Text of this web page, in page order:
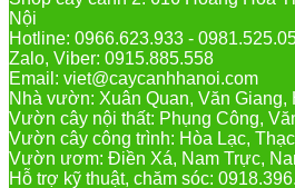
Nội
Hotline: 0966.623.933 -
Zalo, Viber: 0915.885.558
Email: viet@caycanhhanoi.com
Nhà vườn: Xuân Quan, Văn Giang,
Vườn cây nội thất: Phụng Công,
Vườn cây công trình: Hòa Lạc,
Vườn ươm: Điền Xá, Nam Trực,
Hỗ trợ kỹ thuật, chăm sóc: